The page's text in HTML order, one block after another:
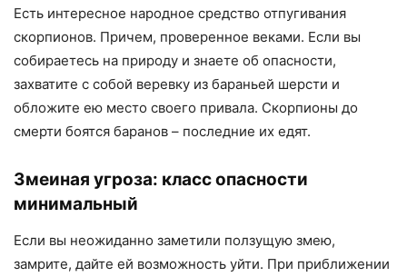
Есть интересное народное средство отпугивания
скорпионов. Причем, проверенное веками. Если вы
собираетесь на природу и знаете об опасности,
захватите с собой веревку из бараньей шерсти и
обложите ею место своего привала. Скорпионы до
смерти боятся баранов – последние их едят.
Змеиная угроза: класс опасности
минимальный
Если вы неожиданно заметили ползущую змею,
замрите, дайте ей возможность уйти. При приближении